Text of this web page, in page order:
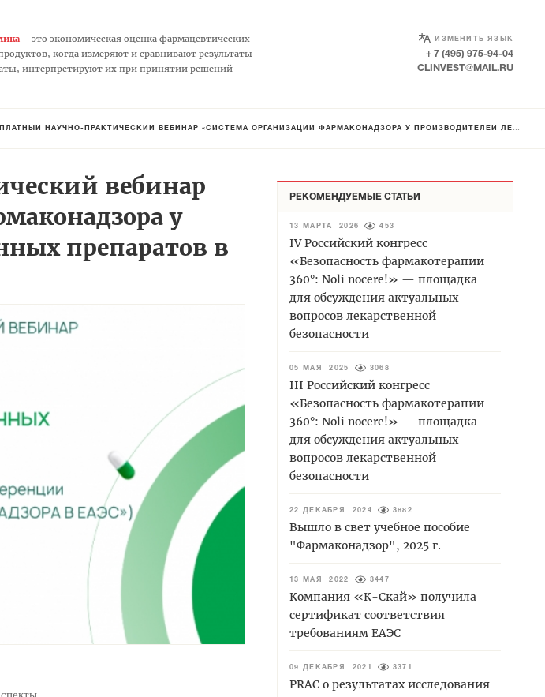
– это экономическая оценка фармацевтических
когда измеряют и сравнивают результаты
интерпретируют их при принятии решений
ИЗМЕНИТЬ ЯЗЫК
SELECT LANGUAGE
+ 7 (495) 975-94-04
CLINVEST@MAIL.RU
НАУЧНО-ПРАКТИЧЕСКИЙ ВЕБИНАР «СИСТЕМА ОРГАНИЗАЦИИ ФАРМАКОНАДЗОРА У ПРОИЗВОДИТЕЛЕЙ ЛЕКАРСТВЕННЫХ ПРЕПАРАТОВ В ЕАЭС»
вебинар
у
препаратов в
РЕКОМЕНДУЕМЫЕ СТАТЬИ
13 МАРТА 2026 453
IV Российский конгресс
«Безопасность фармакотерапии
360°: Noli nocere!» — площадка
для обсуждения актуальных
вопросов лекарственной
безопасности
05 МАЯ 2025 3068
III Российский конгресс
«Безопасность фармакотерапии
360°: Noli nocere!» — площадка
для обсуждения актуальных
вопросов лекарственной
безопасности
22 ДЕКАБРЯ 2024 3882
Вышло в свет учебное пособие
"Фармаконадзор", 2025 г.
13 МАЯ 2022 3447
Компания «К-Скай» получила
сертификат соответствия
требованиям ЕАЭС
09 ДЕКАБРЯ 2021 3371
PRAC о результатах исследования